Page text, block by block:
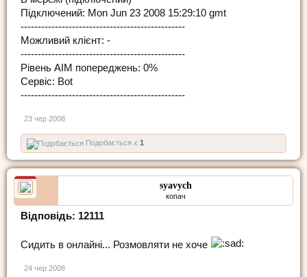
Підключений: Mon Jun 23 2008 15:29:10 gmt
------------------------------------------------
Можливий клієнт: -
------------------------------------------------
Рівень AIM попереджень: 0%
Сервіс: Bot
------------------------------------------------
23 чер 2008
Подобається x 1
syavych
копач
Відповідь: 12111
Сидить в онлайні... Розмовляти не хоче
24 чер 2008